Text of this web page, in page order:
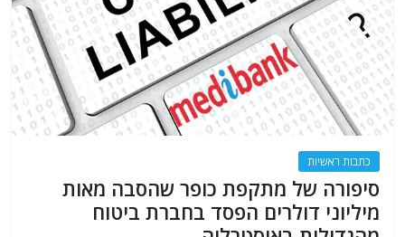
כתבות ראשיות
סיפורה של מתקפת כופר שהסבה מאות
מיליוני דולרים הפסד בחברת ביטוח